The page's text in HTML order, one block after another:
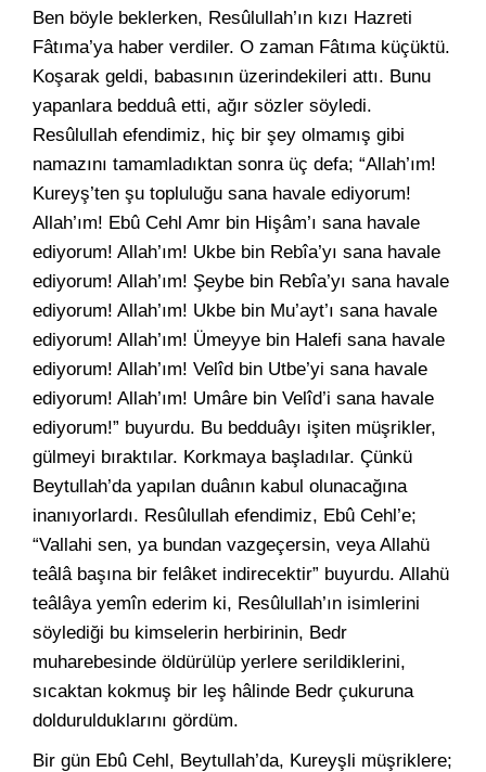
Ben böyle beklerken, Resûlullah’ın kızı Hazreti
Fâtıma’ya haber verdiler. O zaman Fâtıma küçüktü.
Koşarak geldi, babasının üzerindekileri attı. Bunu
yapanlara bedduâ etti, ağır sözler söyledi.
Resûlullah efendimiz, hiç bir şey olmamış gibi
namazını tamamladıktan sonra üç defa; “Allah’ım!
Kureyş’ten şu topluluğu sana havale ediyorum!
Allah’ım! Ebû Cehl Amr bin Hişâm’ı sana havale
ediyorum! Allah’ım! Ukbe bin Rebîa’yı sana havale
ediyorum! Allah’ım! Şeybe bin Rebîa’yı sana havale
ediyorum! Allah’ım! Ukbe bin Mu’ayt’ı sana havale
ediyorum! Allah’ım! Ümeyye bin Halefi sana havale
ediyorum! Allah’ım! Velîd bin Utbe’yi sana havale
ediyorum! Allah’ım! Umâre bin Velîd’i sana havale
ediyorum!” buyurdu. Bu bedduâyı işiten müşrikler,
gülmeyi bıraktılar. Korkmaya başladılar. Çünkü
Beytullah’da yapılan duânın kabul olunacağına
inanıyorlardı. Resûlullah efendimiz, Ebû Cehl’e;
“Vallahi sen, ya bundan vazgeçersin, veya Allahü
teâlâ başına bir felâket indirecektir” buyurdu. Allahü
teâlâya yemîn ederim ki, Resûlullah’ın isimlerini
söylediği bu kimselerin herbirinin, Bedr
muharebesinde öldürülüp yerlere serildiklerini,
sıcaktan kokmuş bir leş hâlinde Bedr çukuruna
doldurulduklarını gördüm.
Bir gün Ebû Cehl, Beytullah’da, Kureyşli müşriklere;